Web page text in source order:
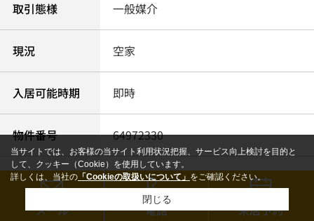
取引態様 一般媒介
現況 空家
入居可能時期 即時
物件番号 64972330
情報更新日 2026年08月07日
メール 電話 来店予約
当サイトでは、お客様の当サイト利用状況把握、サービス向上検討を目的と
して、クッキー（Cookie）を使用しています。
詳しくは、当社の 「Cookieの取扱いについて」 をご確認ください。
閉じる